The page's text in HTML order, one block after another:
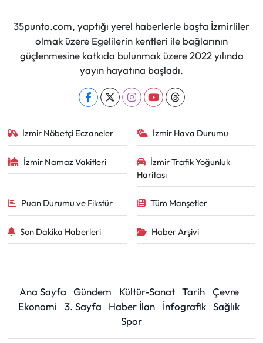
35punto.com, yaptığı yerel haberlerle başta İzmirliler
olmak üzere Egelilerin kentleri ile bağlarının
güçlenmesine katkıda bulunmak üzere 2022 yılında
yayın hayatına başladı.
İzmir Nöbetçi Eczaneler İzmir Hava Durumu
İzmir Namaz Vakitleri
İzmir Trafik Yoğunluk
Haritası
Puan Durumu ve Fikstür Tüm Manşetler
Son Dakika Haberleri Haber Arşivi
Ana Sayfa Gündem Kültür-Sanat Tarih
Çevre
Ekonomi
3. Sayfa Haber İlan İnfografik Sağlık
Spor